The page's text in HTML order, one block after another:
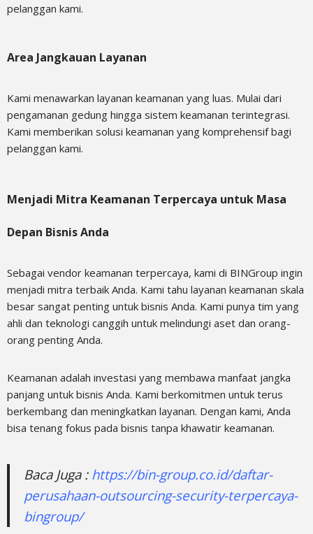
pelanggan kami.
Area Jangkauan Layanan
Kami menawarkan layanan keamanan yang luas. Mulai dari
pengamanan gedung hingga sistem keamanan terintegrasi.
Kami memberikan solusi keamanan yang komprehensif bagi
pelanggan kami.
Menjadi Mitra Keamanan Terpercaya untuk Masa
Depan Bisnis Anda
Sebagai vendor keamanan terpercaya, kami di BINGroup ingin
menjadi mitra terbaik Anda. Kami tahu layanan keamanan skala
besar sangat penting untuk bisnis Anda. Kami punya tim yang
ahli dan teknologi canggih untuk melindungi aset dan orang-
orang penting Anda.
Keamanan adalah investasi yang membawa manfaat jangka
panjang untuk bisnis Anda. Kami berkomitmen untuk terus
berkembang dan meningkatkan layanan. Dengan kami, Anda
bisa tenang fokus pada bisnis tanpa khawatir keamanan.
Baca Juga : https://bin-group.co.id/daftar-
perusahaan-outsourcing-security-terpercaya-
bingroup/